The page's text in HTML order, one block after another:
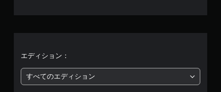
均
エディション：
すべてのエディション